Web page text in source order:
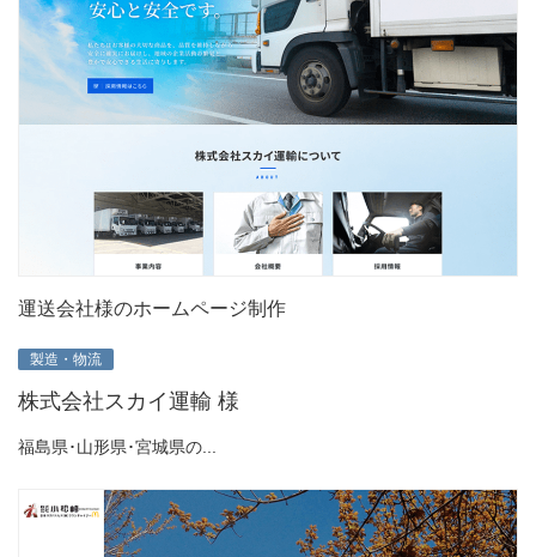
運送会社様のホームページ制作
製造・物流
株式会社スカイ運輸 様
福島県･山形県･宮城県の...